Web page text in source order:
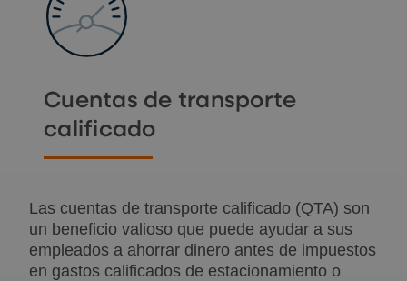
Cuentas de transporte
calificado
Las cuentas de transporte calificado (QTA) son
un beneficio valioso que puede ayudar a sus
empleados a ahorrar dinero antes de impuestos
en gastos calificados de estacionamiento o